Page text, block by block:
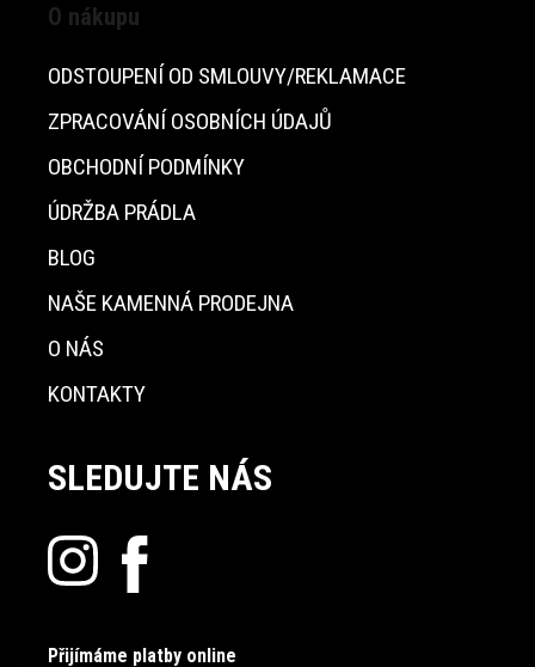
O nákupu
ODSTOUPENÍ OD SMLOUVY/REKLAMACE
ZPRACOVÁNÍ OSOBNÍCH ÚDAJŮ
OBCHODNÍ PODMÍNKY
ÚDRŽBA PRÁDLA
BLOG
NAŠE KAMENNÁ PRODEJNA
O NÁS
KONTAKTY
SLEDUJTE NÁS
Přijímáme platby online